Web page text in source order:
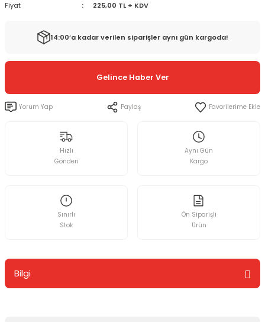
Fiyat 225,00 TL + KDV
14:00’a kadar verilen siparişler aynı gün kargoda!
Gelince Haber Ver
Yorum Yap Paylaş
Hızlı
Gönderi
Aynı Gün
Kargo
Sınırlı
Stok
Ön Siparişli
Ürün
Bilgi